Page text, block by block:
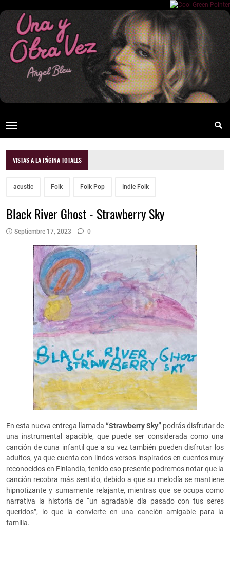
VISTAS A LA PÁGINA TOTALES
acustic Folk Folk Pop Indie Folk
Black River Ghost - Strawberry Sky
Septiembre 17, 2023 0
En esta nueva entrega llamada “Strawberry Sky” podrás disfrutar de
una instrumental apacible, que puede ser considerada como una
canción de cuna infantil que a su vez también pueden disfrutar los
adultos, ya que cuenta con lindos versos inspirados en cuentos muy
reconocidos en Finlandia, tenido eso presente podremos notar que la
canción recobra más sentido, debido a que su melodía se mantiene
hipnotizante y sumamente relajante, mientras que se ocupa como
narrativa la historia de “un agradable día pasado con tus seres
queridos”, lo que la convierte en una canción amigable para la
familia.